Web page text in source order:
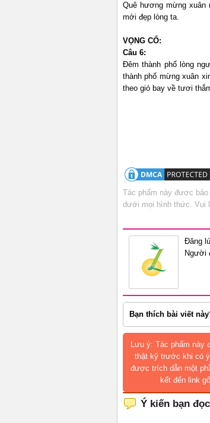
Quê hương mừng xuân
mới đẹp lòng ta.
VỌNG CỔ:
Câu 6:
Đêm thành phố lòng
thành phố mừng xuân
theo gió bay về tươi
Tác phẩm này được
dưới mọi hình thức. Vui
Đăng
Người
Bạn thích bài viết
Lưu ý: Tác phẩm này
thật kỹ trước khi có
được trích dẫn một
kết đến link